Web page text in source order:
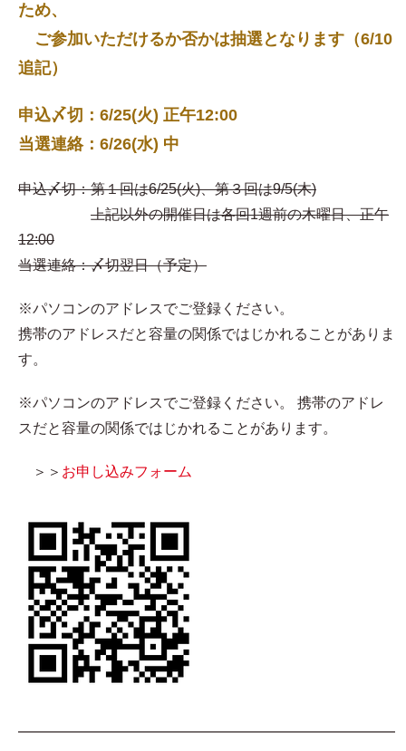
ため、
ご参加いただけるか否かは抽選となります（6/10
追記）
申込〆切：6/25(火) 正午12:00
当選連絡：6/26(水) 中
申込〆切：第１回は6/25(火)、第３回は9/5(木)
上記以外の開催日は各回1週前の木曜日、正午
12:00
当選連絡：〆切翌日（予定）
※パソコンのアドレスでご登録ください。
携帯のアドレスだと容量の関係ではじかれることがありま
す。
※パソコンのアドレスでご登録ください。 携帯のアドレ
スだと容量の関係ではじかれることがあります。
＞＞ お申し込みフォーム
━━━━━━━━━━━━━━━━━━━━━━━━━━